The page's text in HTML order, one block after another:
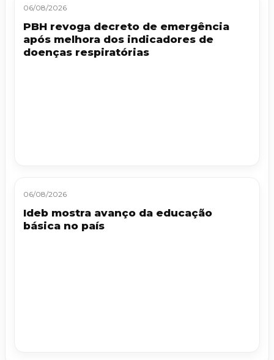
06/08/2026
PBH revoga decreto de emergência
após melhora dos indicadores de
doenças respiratórias
06/08/2026
Ideb mostra avanço da educação
básica no país